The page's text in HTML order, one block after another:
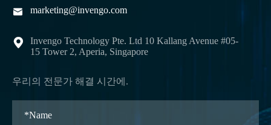
 marketing@invengo.com

Invengo Technology Pte. Ltd 10 Kallang Avenue #05-
15 Tower 2, Aperia, Singapore
우리의 전문가 해결 시간에.